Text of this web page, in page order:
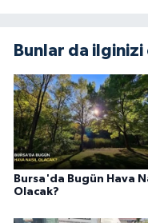
Bunlar da
Bursa'da Bugün Hava
Olacak?